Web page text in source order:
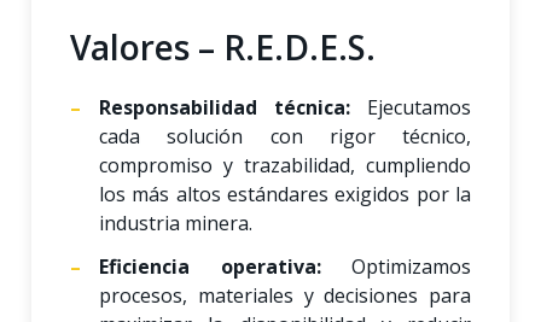
Valores – R.E.D.E.S.
Responsabilidad técnica: Ejecutamos
cada solución con rigor técnico,
compromiso y trazabilidad, cumpliendo
los más altos estándares exigidos por la
industria minera.
Eficiencia operativa:Optimizamos
procesos, materiales y decisiones para